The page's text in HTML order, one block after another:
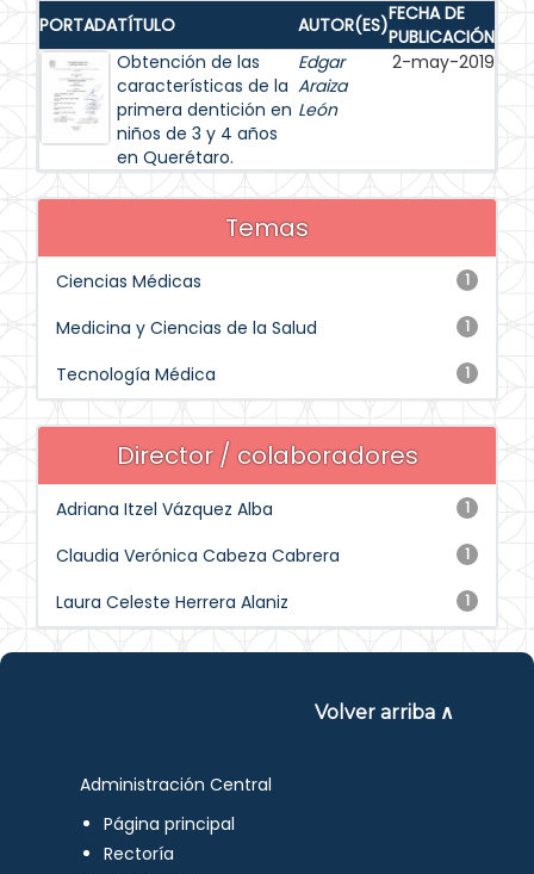
PORTADATÍTULO AUTOR(ES)FECHA DE
PUBLICACIÓN
Obtención de las
características de la
primera dentición en
niños de 3 y 4 años
en Querétaro.
Edgar
Araiza
León
2-may-2019
Temas
1
Ciencias Médicas
1
Medicina y Ciencias de la Salud
1
Tecnología Médica
Director / colaboradores
1
Adriana Itzel Vázquez Alba
1
Claudia Verónica Cabeza Cabrera
1
Laura Celeste Herrera Alaniz
Volver arriba ∧
Administración Central
Página principal
Rectoría